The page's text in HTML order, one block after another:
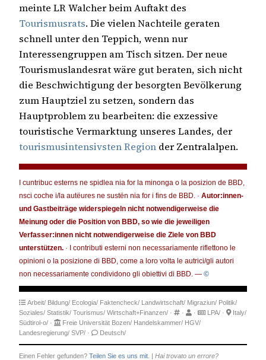
meinte LR Walcher beim Auftakt des
Tourismusrats. Die vielen Nachteile geraten
schnell unter den Teppich, wenn nur
Interessengruppen am Tisch sitzen. Der neue
Tourismuslandesrat wäre gut beraten, sich nicht
die Beschwichtigung der besorgten Bevölkerung
zum Hauptziel zu setzen, sondern das
Hauptproblem zu bearbeiten: die exzessive
touristische Vermarktung unseres Landes, der
tourismusintensivsten Region der Zentralalpen.
I cuntribuc esterns ne spidlea nia for la minonga o la posizion de BBD,
nsci coche i/la autëures ne sustën nia for i fins de BBD. · Autor:innen-
und Gastbeiträge widerspiegeln nicht notwendigerweise die
Meinung oder die Position von BBD, so wie die jeweiligen
Verfasser:innen nicht notwendigerweise die Ziele von BBD
unterstützen. · I contributi esterni non necessariamente riflettono le
opinioni o la posizione di BBD, come a loro volta le autrici/gli autori
non necessariamente condividono gli obiettivi di BBD. — ©
Arbeit/ Bildung/ Ecologia/ Faktencheck/ Landwirtschaft/ Migraziun/ Politik/
Soziales/ Statistik/ Tourismus/ Wirtschaft+Finanzen/ · · · LPA/ ·
Italy/
Südtirol-o/ · Freie Universität Bozen/ Handelskammer/ HGV/
Landesregierung/ SVP/ · Deutsch/
Einen Fehler gefunden? Teilen Sie es uns mit. | Hai trovato un errore?